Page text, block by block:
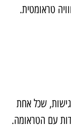
טראומטית.
שכל אחת
עם הטראומה.